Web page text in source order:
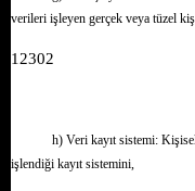
verileri işleyen gerçek veya tüzel
12302
h) Veri kayıt sistemi:
işlendiği kayıt sistemini,